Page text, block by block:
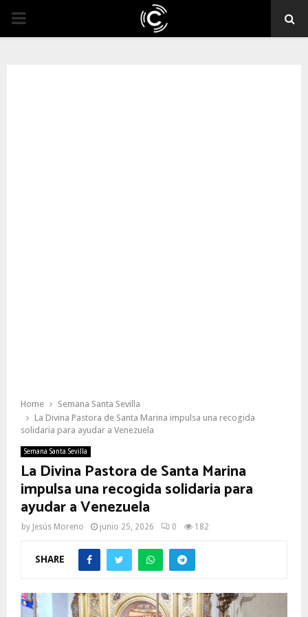
PRIMARY
Home
Semana Santa Sevilla
La Divina Pastora de Santa Marina impulsa una recogida
solidaria para ayudar a Venezuela
Semana Santa Sevilla
La Divina Pastora de Santa Marina
impulsa una recogida solidaria para
ayudar a Venezuela
by Jesús Moreno junio 25, 2026 0 182
SHARE